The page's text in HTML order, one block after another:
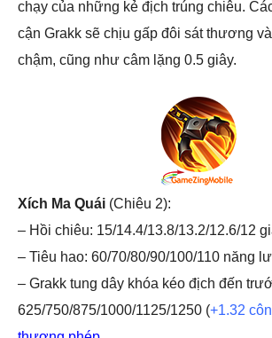
chạy của những kẻ địch trúng chiêu.
cận Grakk sẽ chịu gấp đôi sát thương
chậm, cũng như câm lặng 0.5 giây.
Xích Ma Quái (Chiêu 2):
– Hồi chiêu: 15/14.4/13.8/13.2/12.6/12
– Tiêu hao: 60/70/80/90/100/110 năng
– Grakk tung dây khóa kéo địch đến
625/750/875/1000/1125/1250 (+1.32